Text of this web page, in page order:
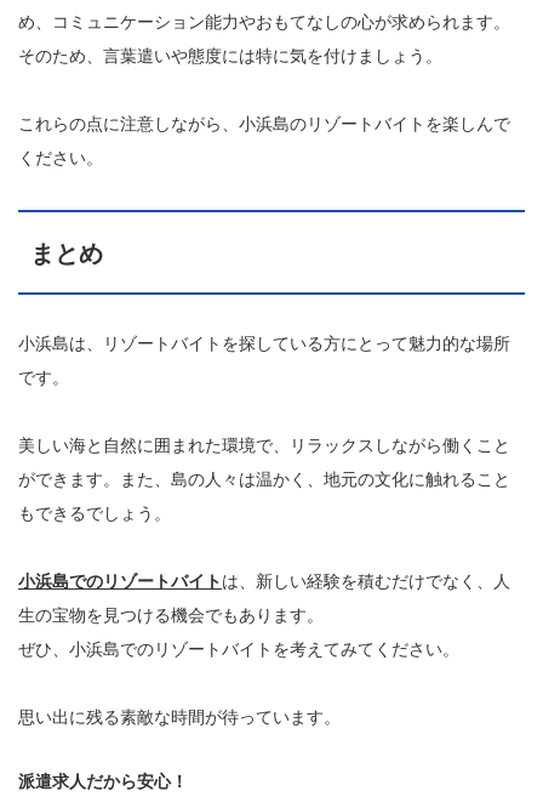
め、コミュニケーション能力やおもてなしの心が求められます。
そのため、言葉遣いや態度には特に気を付けましょう。
これらの点に注意しながら、小浜島のリゾートバイトを楽しんで
ください。
まとめ
小浜島は、リゾートバイトを探している方にとって魅力的な場所
です。
美しい海と自然に囲まれた環境で、リラックスしながら働くこと
ができます。また、島の人々は温かく、地元の文化に触れること
もできるでしょう。
小浜島でのリゾートバイトは、新しい経験を積むだけでなく、人
生の宝物を見つける機会でもあります。
ぜひ、小浜島でのリゾートバイトを考えてみてください。
思い出に残る素敵な時間が待っています。
派遣求人だから安心！